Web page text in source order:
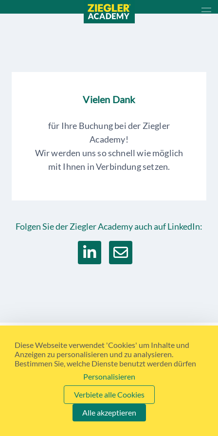
Vielen Dank
für Ihre Buchung bei der Ziegler
Academy!
Wir werden uns so schnell wie möglich
mit Ihnen in Verbindung setzen.
Folgen Sie der Ziegler Academy auch auf LinkedIn:
Diese Webseite verwendet 'Cookies' um Inhalte und
Anzeigen zu personalisieren und zu analysieren.
Bestimmen Sie, welche Dienste benutzt werden dürfen
Alle akzeptieren
Verbiete alle Cookies
Personalisieren